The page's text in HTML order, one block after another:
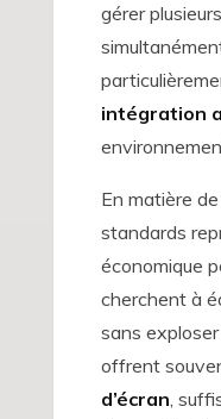
gérer
intégration
En matière de
standards
économique
cherchent à
sans
offrent
d’écran,